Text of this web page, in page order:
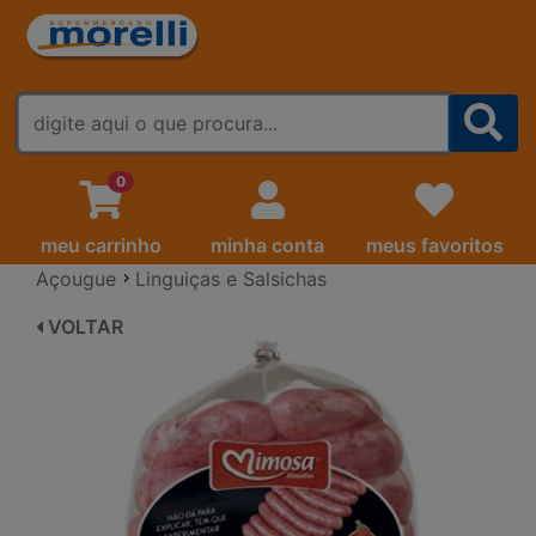
FALE CONOSCO
0
meu carrinho minha conta
meus favoritos
Açougue
Linguiças e Salsichas
VOLTAR